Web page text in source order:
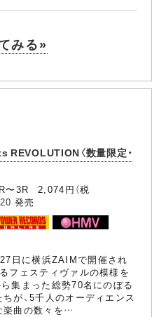
みる»
REVOLUTION〈数量限定・
〜3R 2,074円（税
発売
日に横浜ZAIMで開催され
フェスティヴァルの模様を
集まった総勢70名にのぼる
が、5千人のオーディエンス
楽曲の数々を…